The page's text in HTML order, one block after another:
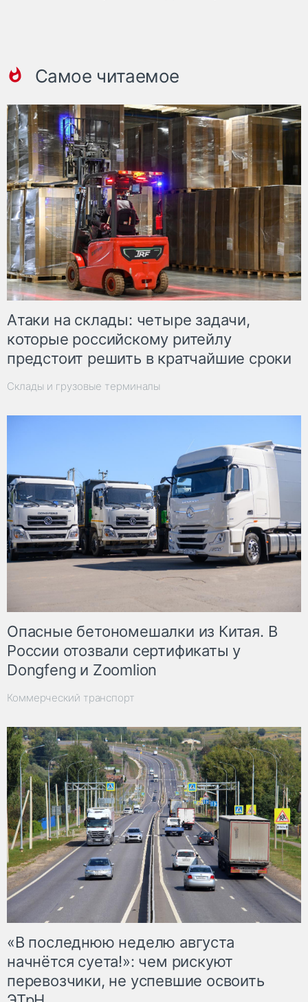
Самое читаемое
Атаки на склады: четыре задачи,
которые российскому ритейлу
предстоит решить в кратчайшие сроки
Склады и грузовые терминалы
Опасные бетономешалки из Китая. В
России отозвали сертификаты у
Dongfeng и Zoomlion
Коммерческий транспорт
«В последнюю неделю августа
начнётся суета!»: чем рискуют
перевозчики, не успевшие освоить